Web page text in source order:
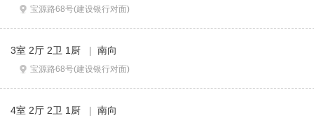
宝源路68号(建设银行对面)
3室 2厅 2卫 1厨 | 南向
宝源路68号(建设银行对面)
4室 2厅 2卫 1厨 | 南向